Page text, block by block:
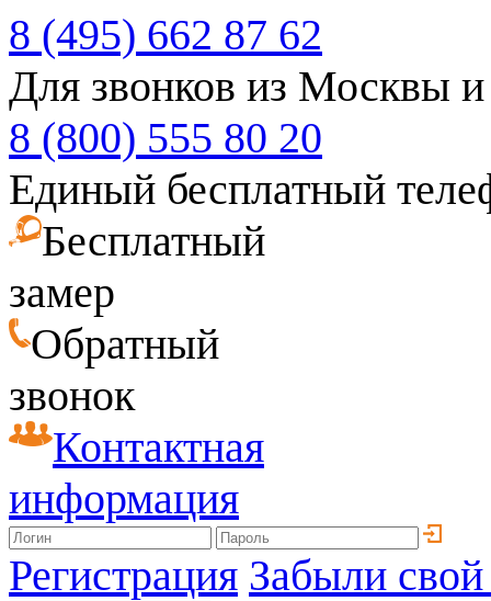
8 (495) 662 87 62
Для звонков из Москвы
8 (800) 555 80 20
Единый бесплатный
Бесплатный
замер
Обратный
звонок
Контактная
информация
Регистрация Забыли